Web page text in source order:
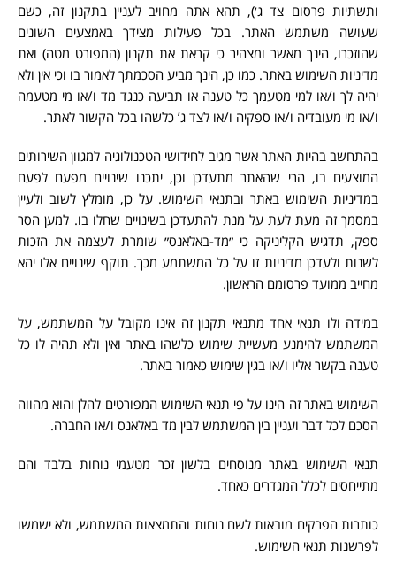
ותשתיות פרסום צד ג׳), תהא אתה מחויב לעניין בתקנון זה, כשם
שעושה משתמש האתר. בכל פעילות מצידך באמצעים השונים
שהוזכרו, הינך מאשר ומצהיר כי קראת את תקנון (המפורט מטה) ואת
מדיניות השימוש באתר. כמו כן, הינך מביע הסכמתך לאמור בו וכי אין ולא
יהיה לך ו/או למי מטעמך כל טענה או תביעה כנגד מד ו/או מי מטעמה
ו/או מי מעובדיה ו/או ספקיה ו/או לצד ג’ כלשהו בכל הקשור לאתר.
בהתחשב בהיות האתר אשר מגיב לחידושי הטכנולוגיה למגוון השירותים
המוצעים בו, הרי שהאתר מתעדכן וכן, יתכנו שינויים מפעם לפעם
במדיניות השימוש באתר ובתנאי השימוש. על כן, מומלץ לשוב ולעיין
במסמך זה מעת לעת על מנת להתעדכן בשינויים שחלו בו. למען הסר
ספק, תדגיש הקליניקה כי ״מד-באלאנס״ שומרת לעצמה את הזכות
לשנות ולעדכן מדיניות זו על כל המשתמע מכך. תוקף שינויים אלו יהא
מחייב ממועד פרסומם הראשון.
במידה ולו תנאי אחד מתנאי תקנון זה אינו מקובל על המשתמש, על
המשתמש להימנע מעשיית שימוש כלשהו באתר ואין ולא תהיה לו כל
טענה בקשר אליו ו/או בגין שימוש כאמור באתר.
השימוש באתר זה הינו על פי תנאי השימוש המפורטים להלן והוא מהווה
הסכם לכל דבר ועניין בין המשתמש לבין מד באלאנס ו/או החברה.
תנאי השימוש באתר מנוסחים בלשון זכר מטעמי נוחות בלבד והם
מתייחסים לכלל המגדרים כאחד.
כותרות הפרקים מובאות לשם נוחות והתמצאות המשתמש, ולא ישמשו
לפרשנות תנאי השימוש.